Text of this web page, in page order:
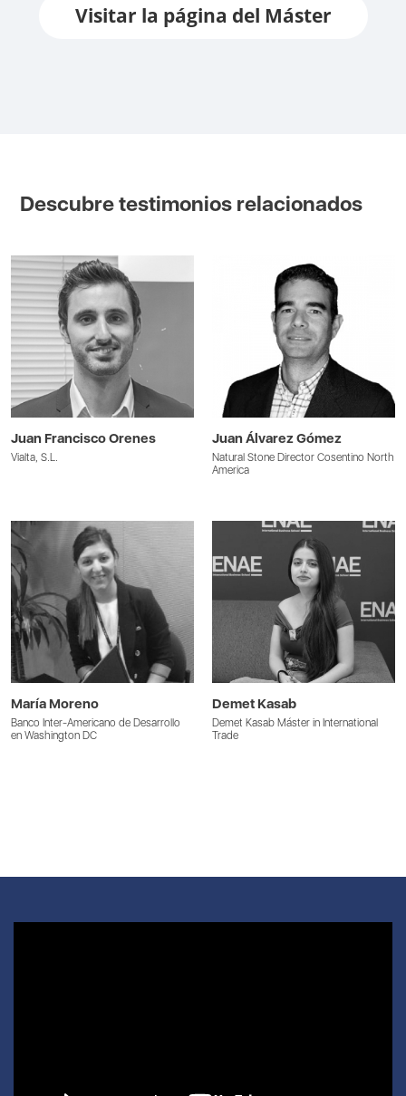
Visitar la página del Máster
Descubre testimonios relacionados
Juan Francisco Orenes
Vialta, S.L.
Juan Álvarez Gómez
Natural Stone Director Cosentino North
America
María Moreno
Banco Inter-Americano de Desarrollo
en Washington DC
Demet Kasab
Demet Kasab Máster in International
Trade